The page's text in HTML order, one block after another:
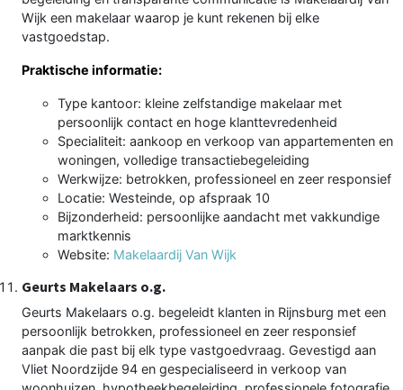
Wijk een makelaar waarop je kunt rekenen bij elke
vastgoedstap.
Praktische informatie:
Type kantoor: kleine zelfstandige makelaar met
persoonlijk contact en hoge klanttevredenheid
Specialiteit: aankoop en verkoop van appartementen en
woningen, volledige transactiebegeleiding
Werkwijze: betrokken, professioneel en zeer responsief
Locatie: Westeinde, op afspraak 10
Bijzonderheid: persoonlijke aandacht met vakkundige
marktkennis
Website: Makelaardij Van Wijk
Geurts Makelaars o.g.
Geurts Makelaars o.g. begeleidt klanten in Rijnsburg met een
persoonlijk betrokken, professioneel en zeer responsief
aanpak die past bij elk type vastgoedvraag. Gevestigd aan
Vliet Noordzijde 94 en gespecialiseerd in verkoop van